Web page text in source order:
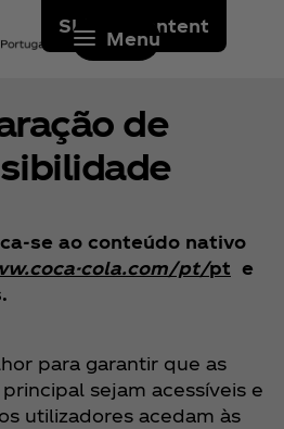
Skip to content
Menu
de
se ao conteúdo nativo
cola.com/pt/pt e
para garantir que as
sejam acessíveis e
utilizadores acedam às